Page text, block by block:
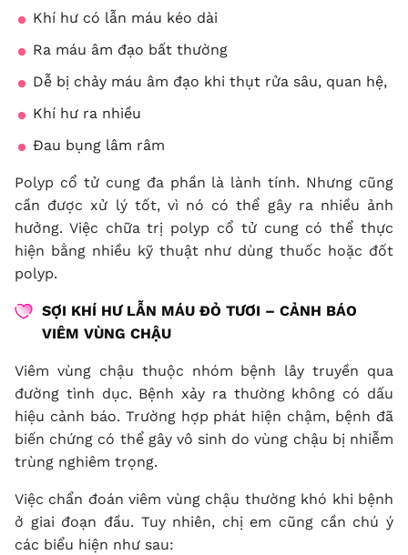
Khí hư có lẫn máu kéo dài
Ra máu âm đạo bất thường
Dễ bị chảy máu âm đạo khi thụt rửa sâu, quan hệ,
Khí hư ra nhiều
Đau bụng lâm râm
Polyp cổ tử cung đa phần là lành tính. Nhưng cũng
cần được xử lý tốt, vì nó có thể gây ra nhiều ảnh
hưởng. Việc chữa trị polyp cổ tử cung có thể thực
hiện bằng nhiều kỹ thuật như dùng thuốc hoặc đốt
polyp.
SỢI KHÍ HƯ LẪN MÁU ĐỎ TƯƠI – CẢNH BÁO
VIÊM VÙNG CHẬU
Viêm vùng chậu thuộc nhóm bệnh lây truyền qua
đường tình dục. Bệnh xảy ra thường không có dấu
hiệu cảnh báo. Trường hợp phát hiện chậm, bệnh đã
biến chứng có thể gây vô sinh do vùng chậu bị nhiễm
trùng nghiêm trọng.
Việc chẩn đoán viêm vùng chậu thường khó khi bệnh
ở giai đoạn đầu. Tuy nhiên, chị em cũng cần chú ý
các biểu hiện như sau: